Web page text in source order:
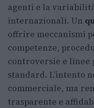
agenti e la
internazionali. Un
offrire meccanismi
competenze,
controversie e
standard. L’intento
commerciale, ma
trasparente e